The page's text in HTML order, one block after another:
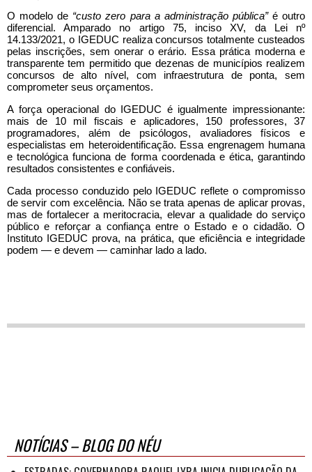
O modelo de “custo zero para a administração pública”é outro
diferencial. Amparado no artigo 75, inciso XV, da Lei nº
14.133/2021, o IGEDUC realiza concursos totalmente custeados
pelas inscrições, sem onerar o erário. Essa prática moderna e
transparente tem permitido que dezenas de municípios realizem
concursos de alto nível, com infraestrutura de ponta, sem
comprometer seus orçamentos.
A força operacional do IGEDUC é igualmente impressionante:
mais de 10 mil fiscais e aplicadores, 150 professores, 37
programadores, além de psicólogos, avaliadores físicos e
especialistas em heteroidentificação. Essa engrenagem humana
e tecnológica funciona de forma coordenada e ética, garantindo
resultados consistentes e confiáveis.
Cada processo conduzido pelo IGEDUC reflete o compromisso
de servir com excelência. Não se trata apenas de aplicar provas,
mas de fortalecer a meritocracia, elevar a qualidade do serviço
público e reforçar a confiança entre o Estado e o cidadão. O
Instituto IGEDUC prova, na prática, que eficiência e integridade
podem — e devem — caminhar lado a lado.
NOTÍCIAS – BLOG DO NÉU